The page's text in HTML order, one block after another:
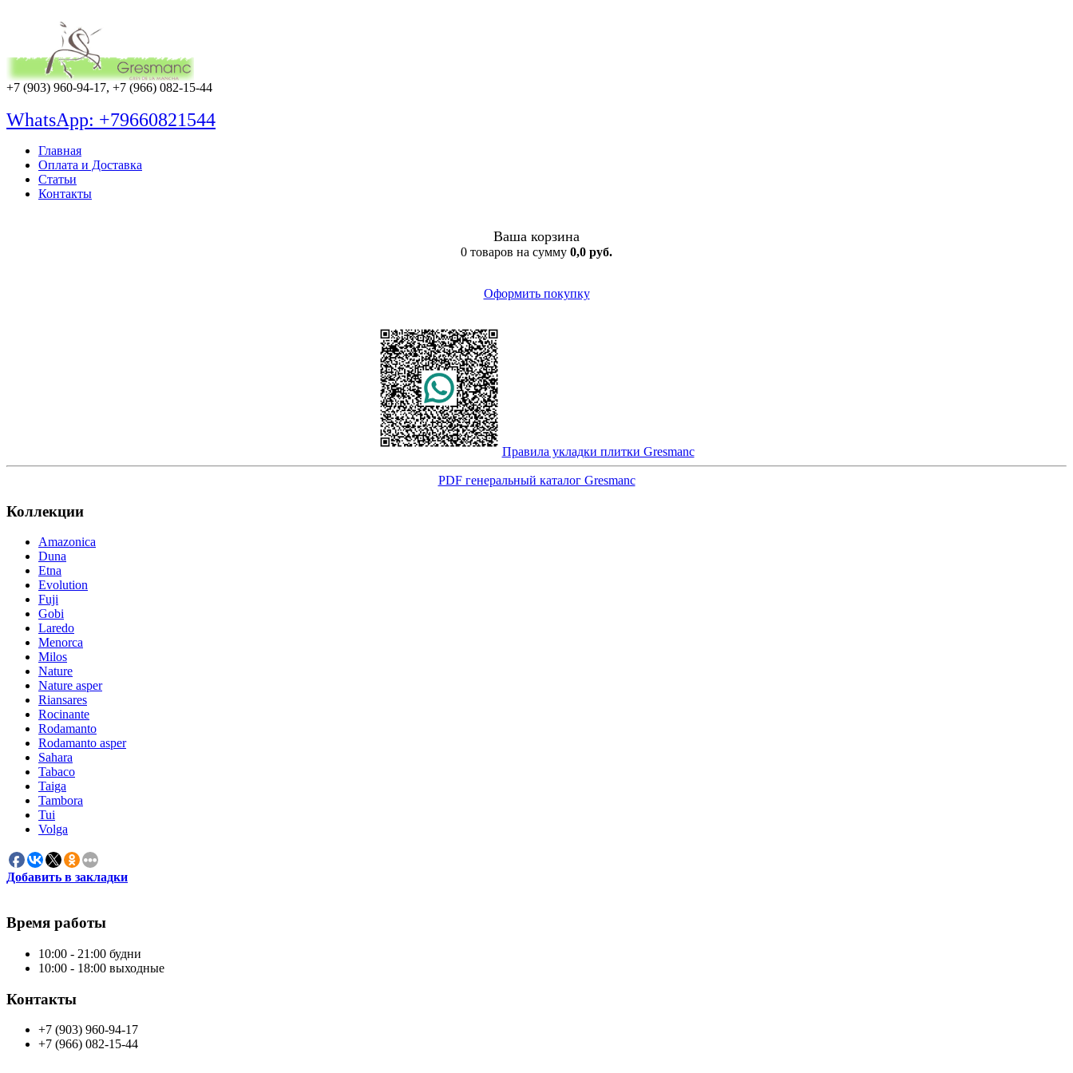
+7 (903) 960-94-17, +7 (966) 082-15-44
WhatsApp: +79660821544
Главная
Оплата и Доставка
Статьи
Контакты
Ваша корзина
0 товаров на сумму 0,0 руб.
Оформить покупку
Правила укладки плитки Gresmanc
PDF генеральный каталог Gresmanc
Коллекции
Amazonica
Duna
Etna
Evolution
Fuji
Gobi
Laredo
Menorca
Milos
Nature
Nature asper
Riansares
Rocinante
Rodamanto
Rodamanto asper
Sahara
Tabaco
Taiga
Tambora
Tui
Volga
Добавить в закладки
Время работы
10:00 - 21:00 будни
10:00 - 18:00 выходные
Контакты
+7 (903) 960-94-17
+7 (966) 082-15-44